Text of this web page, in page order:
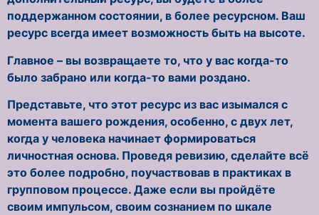
поддержанном состоянии, в более ресурсном. Ваш
ресурс всегда имеет возможность быть на высоте.
Главное – вы возвращаете то, что у вас когда-то
было забрано или когда-то вами роздано.
Представьте, что этот ресурс из вас изымался с
момента вашего рождения, особенно, с двух лет,
когда у человека начинает формироваться
личностная основа. Проведя ревизию, сделайте всё
это более подробно, поучаствовав в практиках в
групповом процессе. Даже если вы пройдёте
своим импульсом, своим сознанием по шкале